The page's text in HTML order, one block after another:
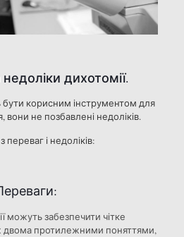
дихотомії.
бути корисним інструментом для
вони не позбавлені недоліків.
переваг і недоліків:
можуть забезпечити чітке
двома протилежними поняттями,